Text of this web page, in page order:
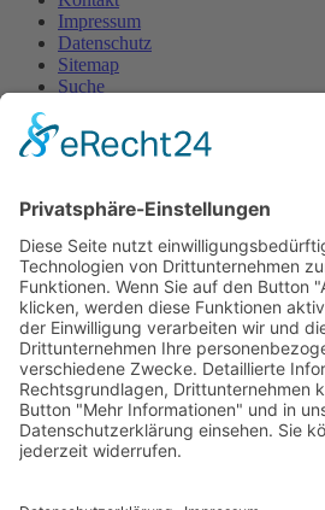
Impressum
Datenschutz
Sitemap
Suche
Designed by
Gesellschaft für Oberflächentechnik mbH
Konrad-Zuse-Straße 4
07745 Jena
Telefon
0 3641 / 288 30